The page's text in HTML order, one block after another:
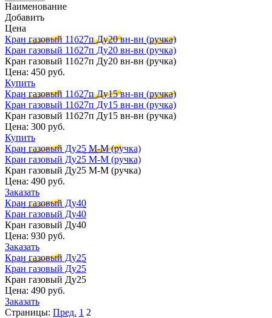
Наименование
Добавить
Цена
Кран газовый 11б27п Ду20 вн-вн (ручка)
Кран газовый 11б27п Ду20 вн-вн (ручка)
Кран газовый 11б27п Ду20 вн-вн (ручка)
Цена: 450 руб.
Купить
Кран газовый 11б27п Ду15 вн-вн (ручка)
Кран газовый 11б27п Ду15 вн-вн (ручка)
Кран газовый 11б27п Ду15 вн-вн (ручка)
Цена: 300 руб.
Купить
Кран газовый Ду25 М-М (ручка)
Кран газовый Ду25 М-М (ручка)
Кран газовый Ду25 М-М (ручка)
Цена: 490 руб.
Заказать
Кран газовый Ду40
Кран газовый Ду40
Кран газовый Ду40
Цена: 930 руб.
Заказать
Кран газовый Ду25
Кран газовый Ду25
Кран газовый Ду25
Цена: 490 руб.
Заказать
Страницы: Пред. 1 2